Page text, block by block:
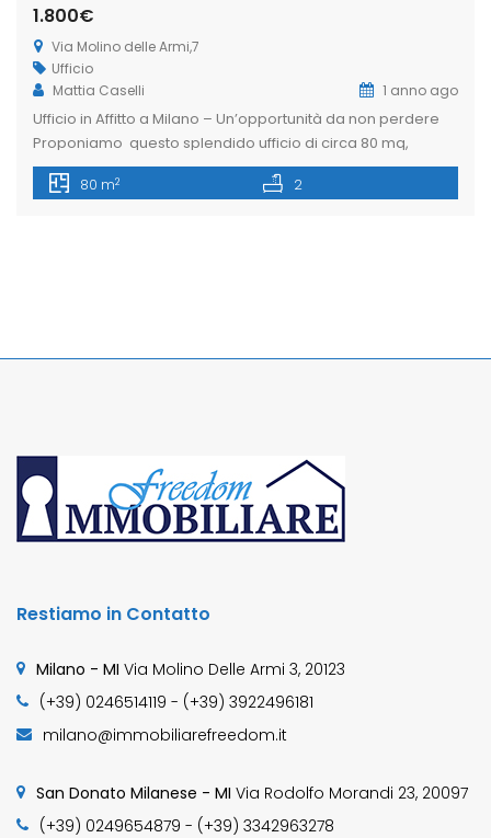
1.800€
Via Molino delle Armi,7
Ufficio
Mattia Caselli
1 anno ago
Ufficio in Affitto a Milano – Un’opportunità da non perdere
Proponiamo questo splendido ufficio di circa 80 mq,
situato al terzo piano di un elegante stabile nel cuore di
Milano. L’immobile, costruito nel 1950, è dotato di ascensore
80 m2 2
Restiamo in Contatto
Milano - MI Via Molino Delle Armi 3, 20123
(+39) 0246514119 - (+39) 3922496181
milano@immobiliarefreedom.it
San Donato Milanese - MI Via Rodolfo Morandi 23, 20097
(+39) 0249654879 - (+39) 3342963278